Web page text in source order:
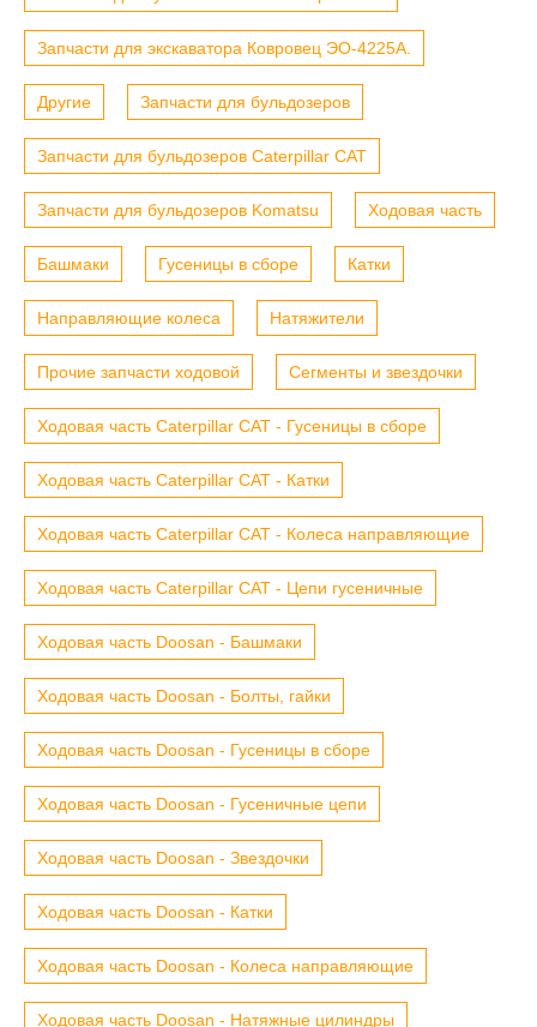
Запчасти для экскаватора Ковровец ЭО-4225А.
Другие Запчасти для бульдозеров
Запчасти для бульдозеров Caterpillar CAT
Запчасти для бульдозеров Komatsu Ходовая часть
Башмаки Гусеницы в сборе Катки
Направляющие колеса Натяжители
Прочие запчасти ходовой Сегменты и звездочки
Ходовая часть Caterpillar CAT - Гусеницы в сборе
Ходовая часть Caterpillar CAT - Катки
Ходовая часть Caterpillar CAT - Колеса направляющие
Ходовая часть Caterpillar CAT - Цепи гусеничные
Ходовая часть Doosan - Башмаки
Ходовая часть Doosan - Болты, гайки
Ходовая часть Doosan - Гусеницы в сборе
Ходовая часть Doosan - Гусеничные цепи
Ходовая часть Doosan - Звездочки
Ходовая часть Doosan - Катки
Ходовая часть Doosan - Колеса направляющие
Ходовая часть Doosan - Натяжные цилиндры